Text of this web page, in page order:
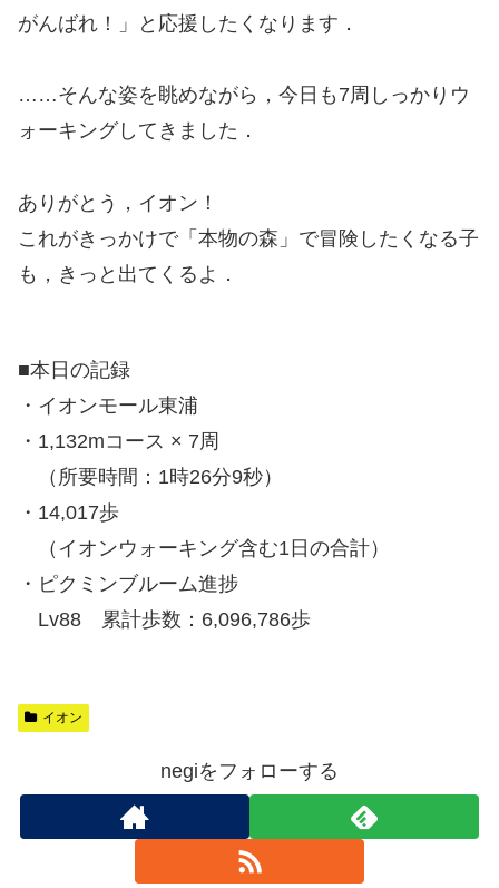
がんばれ！」と応援したくなります．
……そんな姿を眺めながら，今日も7周しっかりウ
ォーキングしてきました．
ありがとう，イオン！
これがきっかけで「本物の森」で冒険したくなる子
も，きっと出てくるよ．
■本日の記録
・イオンモール東浦
・1,132mコース × 7周
（所要時間：1時26分9秒）
・14,017歩
（イオンウォーキング含む1日の合計）
・ピクミンブルーム進捗
Lv88 累計歩数：6,096,786歩
イオン
negiをフォローする